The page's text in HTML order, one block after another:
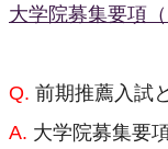
デュアル
大学院募集要項
Q. 前期推薦入試
A. 大学院募集要